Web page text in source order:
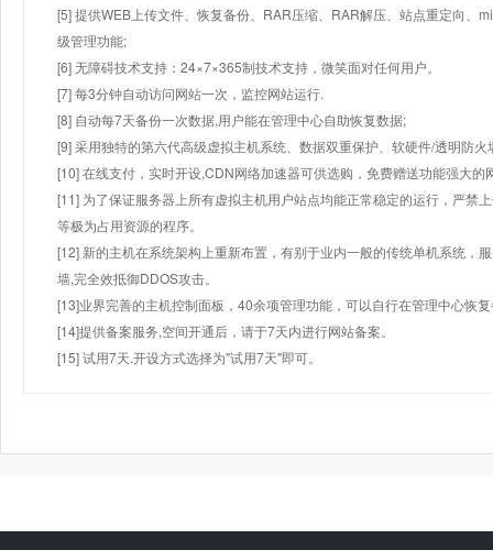
[5] 提供WEB上传文件、恢复备份、RAR压缩、RAR解压、站点重定向、
级管理功能;
[6] 无障碍技术支持：24×7×365制技术支持，微笑面对任何用户。
[7] 每3分钟自动访问网站一次，监控网站运行.
[8] 自动每7天备份一次数据,用户能在管理中心自助恢复数据;
[9] 采用独特的第六代高级虚拟主机系统、数据双重保护、软硬件/透明防火
[10] 在线支付，实时开设,CDN网络加速器可供选购，免费赠送功能强大
[11] 为了保证服务器上所有虚拟主机用户站点均能正常稳定的运行，严禁
等极为占用资源的程序。
[12] 新的主机在系统架构上重新布置，有别于业内一般的传统单机系统，
墙,完全效抵御DDOS攻击。
[13]业界完善的主机控制面板，40余项管理功能，可以自行在管理中心恢
[14]提供备案服务,空间开通后，请于7天内进行网站备案。
[15] 试用7天.开设方式选择为"试用7天"即可。